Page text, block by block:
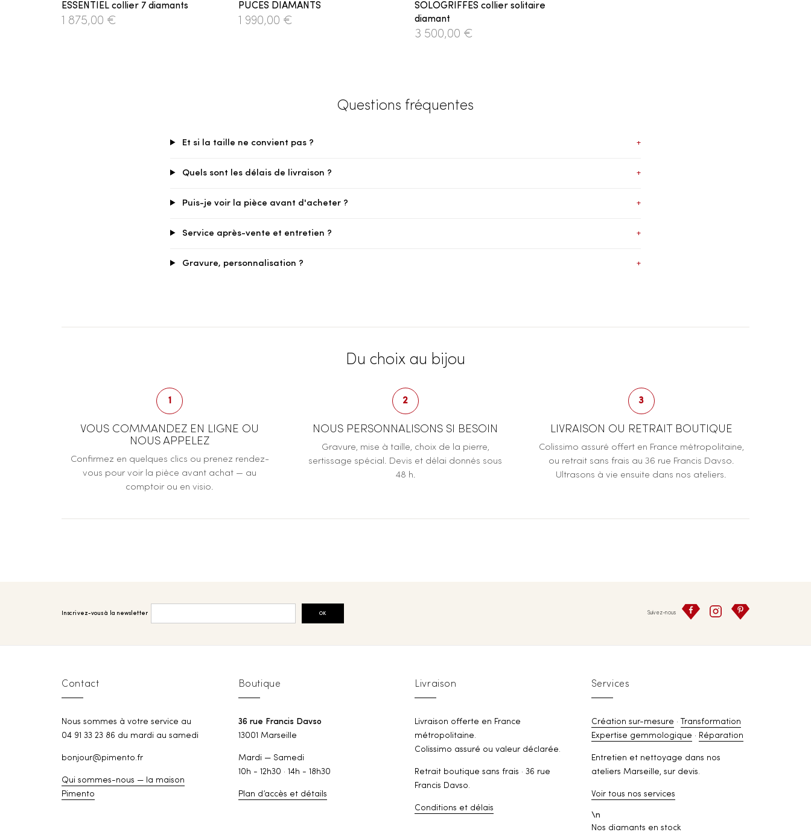
ESSENTIEL collier 7 diamants
1 875,00 €
PUCES DIAMANTS
1 990,00 €
SOLOGRIFFES collier solitaire
diamant
3 500,00 €
Questions fréquentes
Et si la taille ne convient pas ? +
Quels sont les délais de livraison ? +
Puis-je voir la pièce avant d'acheter ? +
Service après-vente et entretien ? +
Gravure, personnalisation ? +
Du choix au bijou
1
VOUS COMMANDEZ EN LIGNE OU
NOUS APPELEZ
Confirmez en quelques clics ou prenez rendez-
vous pour voir la pièce avant achat — au
comptoir ou en visio.
2
NOUS PERSONNALISONS SI BESOIN
Gravure, mise à taille, choix de la pierre,
sertissage spécial. Devis et délai donnés sous
48 h.
3
LIVRAISON OU RETRAIT BOUTIQUE
Colissimo assuré offert en France métropolitaine,
ou retrait sans frais au 36 rue Francis Davso.
Ultrasons à vie ensuite dans nos ateliers.
Inscrivez-vous à la newsletter OK Suivez-nous
Contact
Nous sommes à votre service au
04 91 33 23 86 du mardi au samedi
bonjour@pimento.fr
Qui sommes-nous — la maison
Pimento
Boutique
36 rue Francis Davso
13001 Marseille
Mardi — Samedi
10h - 12h30 · 14h - 18h30
Plan d’accès et détails
Livraison
Livraison offerte en France
métropolitaine.
Colissimo assuré ou valeur déclarée.
Retrait boutique sans frais · 36 rue
Francis Davso.
Conditions et délais
Services
Création sur-mesure ·
Transformation
Expertise gemmologique · Réparation
Entretien et nettoyage dans nos
ateliers Marseille, sur devis.
Voir tous nos services
\n
Nos diamants en stock